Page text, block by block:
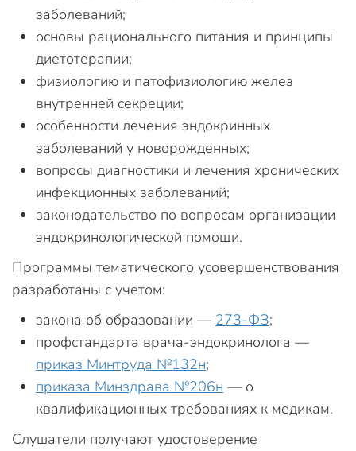
заболеваний;
основы рационального питания и принципы
диетотерапии;
физиологию и патофизиологию желез
внутренней секреции;
особенности лечения эндокринных
заболеваний у новорожденных;
вопросы диагностики и лечения хронических
инфекционных заболеваний;
законодательство по вопросам организации
эндокринологической помощи.
Программы тематического усовершенствования
разработаны с учетом:
закона об образовании — 273-ФЗ;
профстандарта врача-эндокринолога —
приказ Минтруда №132н;
приказа Минздрава №206н — о
квалификационных требованиях к медикам.
Слушатели получают удостоверение